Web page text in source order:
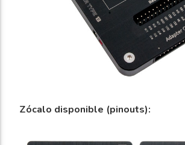
Zócalo disponible (pinouts):